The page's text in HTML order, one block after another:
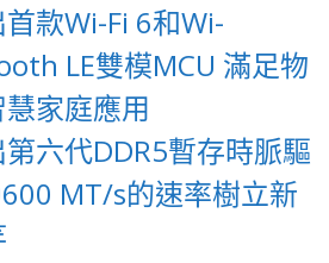
款Wi-Fi 6和Wi-
LE雙模MCU 滿足物
家庭應用
六代DDR5暫存時脈驅
MT/s的速率樹立新